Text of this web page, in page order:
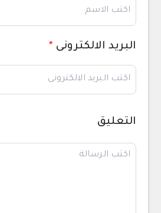
البريد الالكترونى *
التعليق